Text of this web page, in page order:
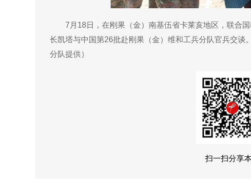
7月18日，在刚果（金）南基伍省卡莱亥地区，联合
长凯塔与中国第26批赴刚果（金）维和工兵分队官兵交谈
分队提供）
扫一扫分享